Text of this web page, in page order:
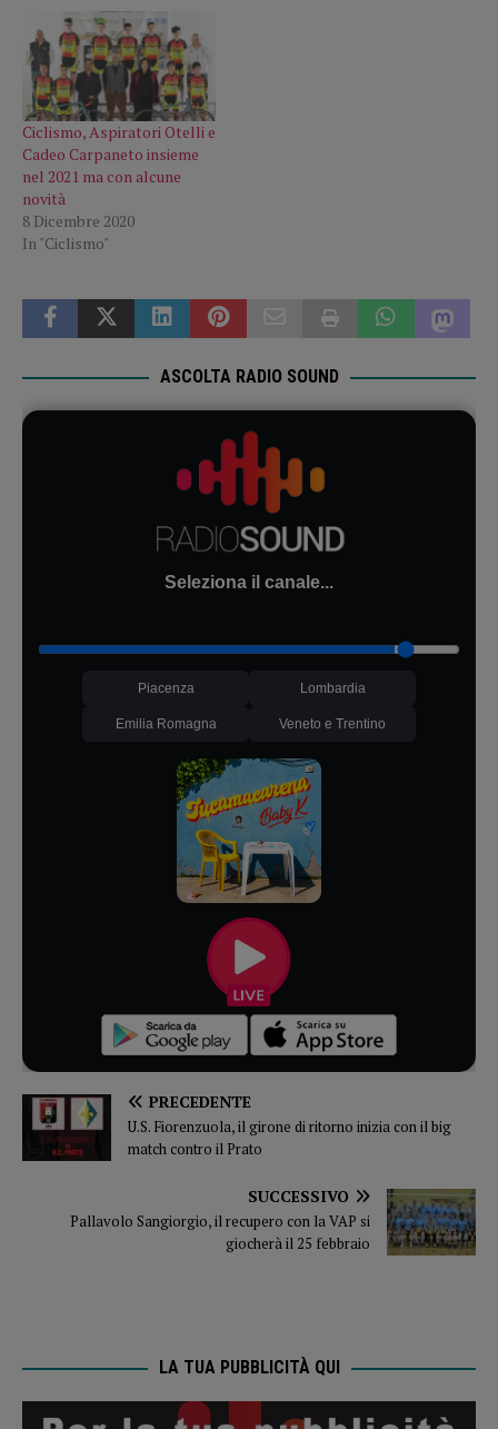
Ciclismo, Aspiratori Otelli e
Cadeo Carpaneto insieme
nel 2021 ma con alcune
novità
8 Dicembre 2020
In "Ciclismo"
ASCOLTA RADIO SOUND
Seleziona il canale...
Piacenza Lombardia
Emilia Romagna Veneto e Trentino
PRECEDENTE
U.S. Fiorenzuola, il girone di ritorno inizia con il big
match contro il Prato
SUCCESSIVO
Pallavolo Sangiorgio, il recupero con la VAP si
giocherà il 25 febbraio
LA TUA PUBBLICITÀ QUI